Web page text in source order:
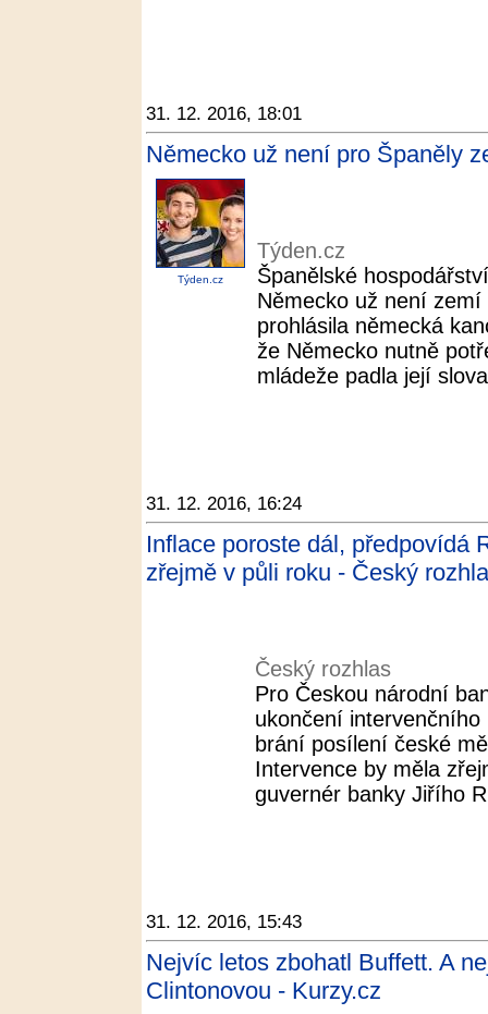
31. 12. 2016, 18:01
Německo už není pro Španěly
Týden.cz
Týden.cz
Španělské
Německo už není
prohlásila německá
že Německo nutně
mládeže padla její
31. 12. 2016, 16:24
Inflace poroste dál, předpovídá
zřejmě v půli roku - Český
Český rozhlas
Pro Českou národní
ukončení
brání posílení české
Intervence by měla
guvernér banky Jiřího
31. 12. 2016, 15:43
Nejvíc letos zbohatl Buffett. A
Clintonovou - Kurzy.cz